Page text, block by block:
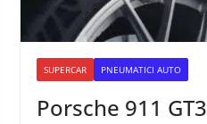
SUPERCAR PNEUMATICI AUTO
Porsche 911